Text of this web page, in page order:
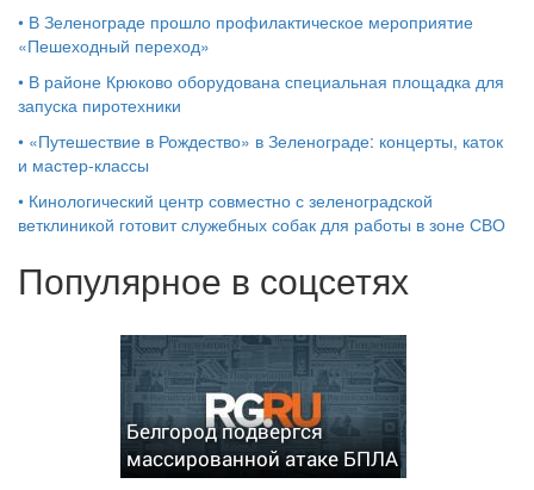
• В Зеленограде прошло профилактическое мероприятие
«Пешеходный переход»
• В районе Крюково оборудована специальная площадка для
запуска пиротехники
• «Путешествие в Рождество» в Зеленограде: концерты, каток
и мастер‑классы
• Кинологический центр совместно с зеленоградской
ветклиникой готовит служебных собак для работы в зоне СВО
Популярное в соцсетях
Белгород подвергся
массированной атаке БПЛА